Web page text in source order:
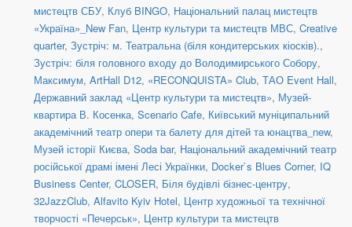
мистецтв СБУ, Клуб BINGO, Національний палац мистецтв
«Україна»_New Fan, Центр культури та мистецтв МВС, Creative
quarter, Зустріч: м. Театральна (біля кондитерських кіосків).,
Зустріч: біля головного входу до Володимирського Собору,
Максимум, ArtHall D12, «RECONQUISTA» Club, ТАО Event Hall,
Державний заклад «Центр культури та мистецтв», Музей-
квартира В. Косенка, Scenario Cafe, Київський муніципальний
академічний театр опери та балету для дітей та юнацтва_new,
Музей історії Києва, Soda bar, Національний академічний театр
російської драмі імені Лесі Українки, Docker`s Blues Corner, IQ
Business Center, CLOSER, Біля будівлі бізнес-центру,
32JazzClub, Alfavito Kyiv Hotel, Центр художньої та технічної
творчості «Печерськ», Центр культури та мистецтв